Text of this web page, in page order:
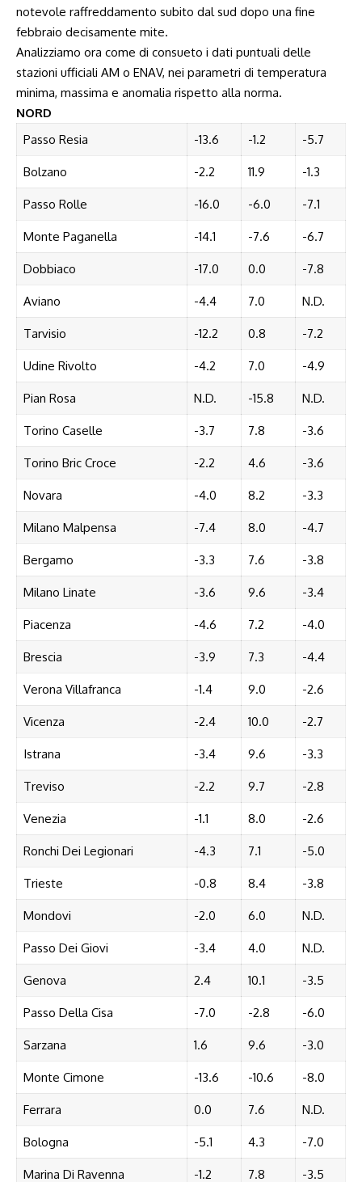
notevole raffreddamento subito dal sud dopo una fine
febbraio decisamente mite.
Analizziamo ora come di consueto i dati puntuali delle
stazioni ufficiali AM o ENAV, nei parametri di temperatura
minima, massima e anomalia rispetto alla norma.
NORD
Passo Resia
-13.6 -1.2 -5.7
Bolzano -2.2 11.9 -1.3
Passo Rolle -16.0 -6.0 -7.1
Monte Paganella -14.1 -7.6 -6.7
Dobbiaco -17.0 0.0 -7.8
Aviano -4.4 7.0 N.D.
Tarvisio -12.2 0.8 -7.2
Udine Rivolto -4.2 7.0 -4.9
Pian Rosa N.D. -15.8 N.D.
Torino Caselle -3.7 7.8 -3.6
Torino Bric Croce -2.2 4.6 -3.6
Novara -4.0 8.2 -3.3
Milano Malpensa -7.4 8.0 -4.7
Bergamo -3.3 7.6 -3.8
Milano Linate -3.6 9.6 -3.4
Piacenza -4.6 7.2 -4.0
Brescia -3.9 7.3 -4.4
Verona Villafranca -1.4 9.0 -2.6
Vicenza -2.4 10.0 -2.7
Istrana -3.4 9.6 -3.3
Treviso -2.2 9.7 -2.8
Venezia -1.1 8.0 -2.6
Ronchi Dei Legionari -4.3 7.1 -5.0
Trieste -0.8 8.4 -3.8
Mondovi -2.0 6.0 N.D.
Passo Dei Giovi -3.4 4.0 N.D.
Genova 2.4 10.1 -3.5
Passo Della Cisa -7.0 -2.8 -6.0
Sarzana 1.6 9.6 -3.0
Monte Cimone -13.6 -10.6 -8.0
Ferrara 0.0 7.6 N.D.
Bologna -5.1 4.3 -7.0
Marina Di Ravenna -1.2 7.8 -3.5